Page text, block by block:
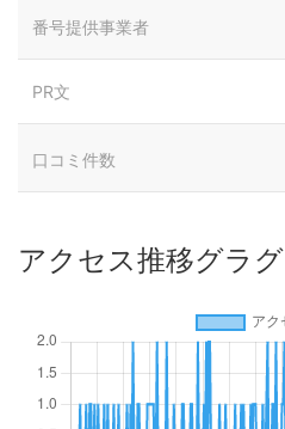
番号提供事業者
PR文
口コミ件数
アクセス推移グラグ